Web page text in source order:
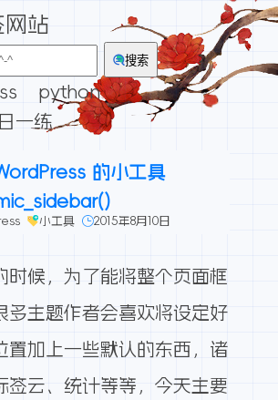
网站
搜索
python
一练
的小工具
小工具 2015年8月10日
时候，为了能将整个页面框
多主题作者会喜欢将设定好
置加上一些默认的东西，诸
签云、统计等等，今天主要